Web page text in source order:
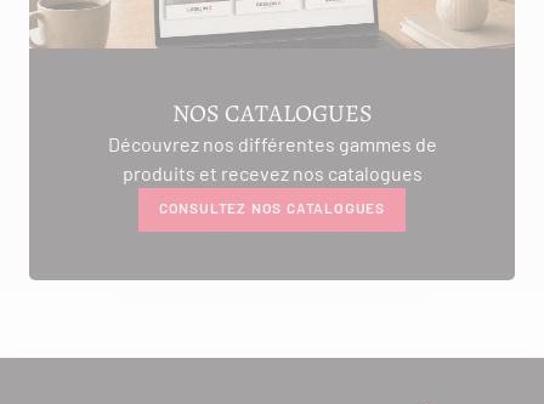
NOS CATALOGUES
Découvrez nos différentes gammes de
produits et recevez nos catalogues
CONSULTEZ NOS CATALOGUES